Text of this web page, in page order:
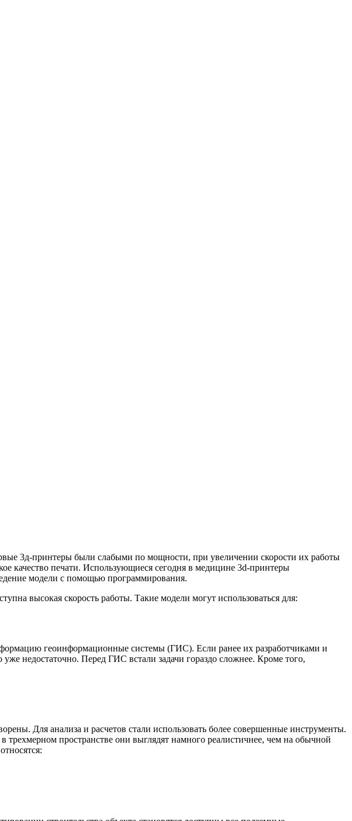
3д-принтеры были слабыми по мощности, при увеличении скорости их работы
качество печати. Использующиеся сегодня в медицине 3d-принтеры
модели с помощью программирования.
высокая скорость работы. Такие модели могут использоваться для:
геоинформационные системы (ГИС). Если ранее их разработчиками и
уже недостаточно. Перед ГИС встали задачи гораздо сложнее. Кроме того,
Для анализа и расчетов стали использовать более совершенные инструменты.
пространстве они выглядят намного реалистичнее, чем на обычной